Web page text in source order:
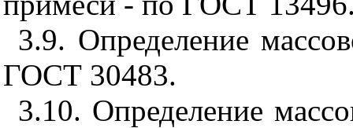
3.9. Определение
ГОСТ 30483.
3.10. Определение